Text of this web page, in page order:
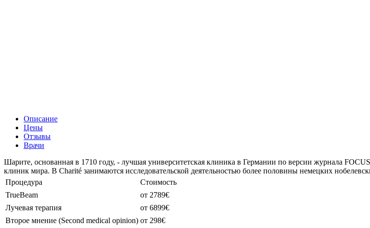
Описание
Цены
Отзывы
Врачи
Шарите, основанная в 1710 году, - лучшая университетская клиника в Германии по версии журнала
клиник мира. В Charité занимаются исследовательской деятельностью более половины немецких
Процедура
Стоимость
TrueBeam
от 2789€
Лучевая терапия
от 6899€
Второе мнение (Second medical opinion) от 298€